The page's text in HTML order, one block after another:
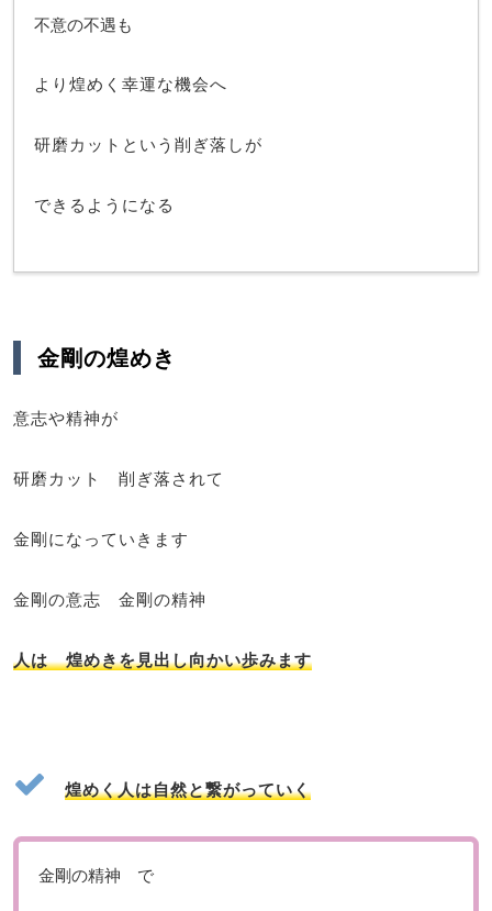
不意の不遇も
より煌めく幸運な機会へ
研磨カットという削ぎ落しが
できるようになる
金剛の煌めき
意志や精神が
研磨カット 削ぎ落されて
金剛になっていきます
金剛の意志 金剛の精神
人は 煌めきを見出し向かい歩みます
煌めく人は自然と繋がっていく
金剛の精神 で